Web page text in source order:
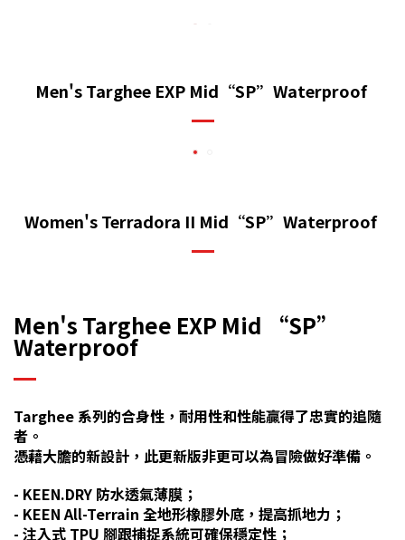
Men's Targhee EXP Mid“SP”Waterproof
Women's Terradora II Mid“SP”Waterproof
Men's Targhee EXP Mid “SP”
Waterproof
Targhee 系列的合身性，耐用性和性能贏得了忠實的追隨
者。
憑藉大膽的新設計，此更新版非更可以為冒險做好準備。
- KEEN.DRY 防水透氣薄膜；
- KEEN All-Terrain 全地形橡膠外底，提高抓地力；
- 注入式 TPU 腳跟捕捉系統可確保穩定性；